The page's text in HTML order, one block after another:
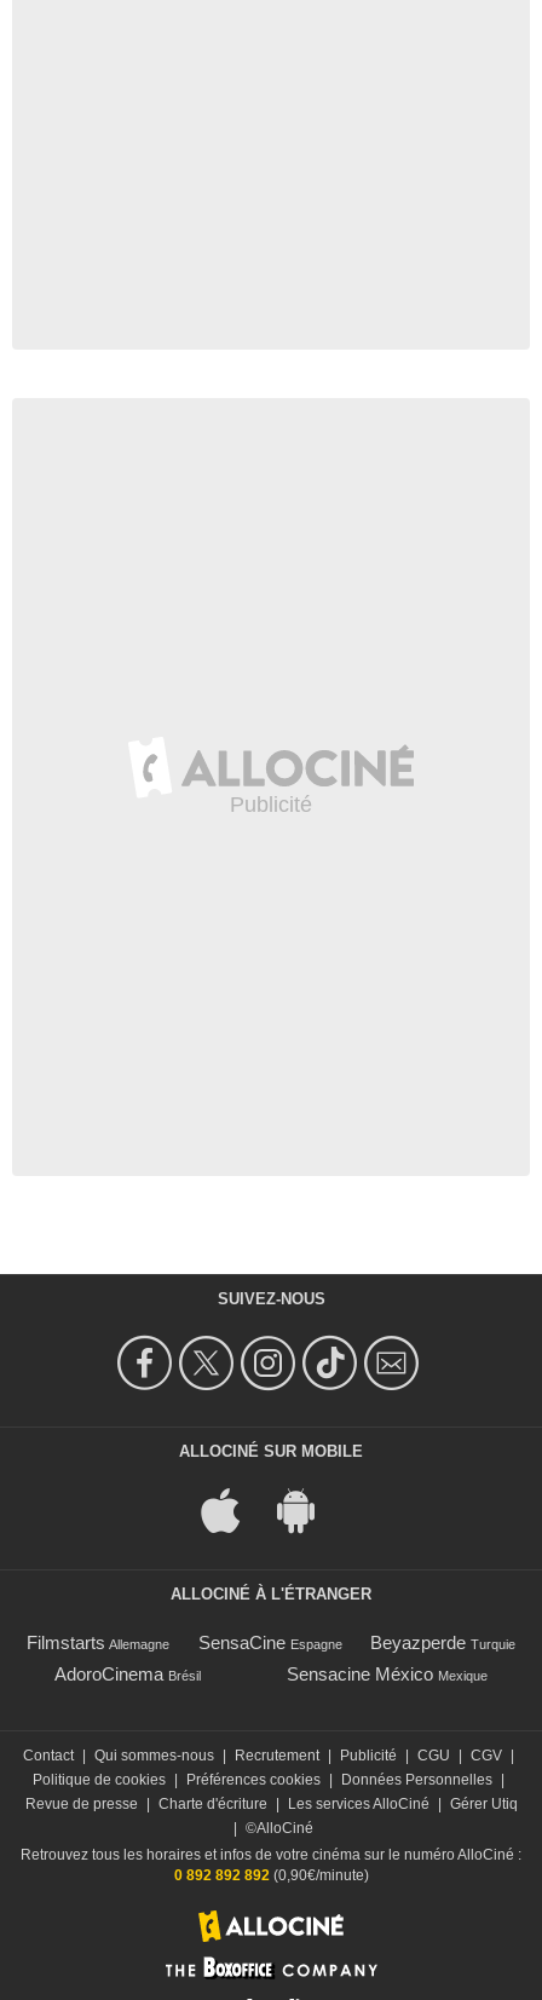
SUIVEZ-NOUS
ALLOCINÉ SUR MOBILE
ALLOCINÉ À L'ÉTRANGER
Filmstarts Allemagne SensaCine Espagne Beyazperde Turquie
AdoroCinema Brésil Sensacine México Mexique
Contact | Qui sommes-nous | Recrutement | Publicité | CGU | CGV |
Politique de cookies | Préférences cookies | Données Personnelles |
Revue de presse
| Charte d'écriture | Les services AlloCiné | Gérer Utiq
| ©AlloCiné
Retrouvez tous les horaires et infos de votre cinéma sur le numéro AlloCiné :
0 892 892 892(0,90€/minute)